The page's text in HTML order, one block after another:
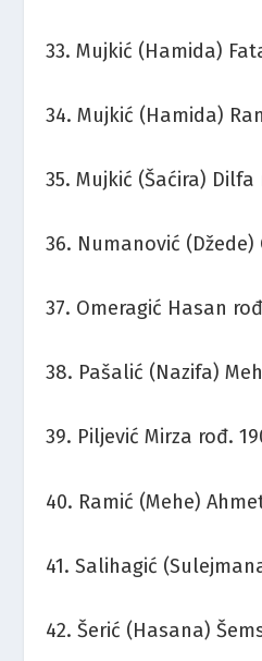
33. Mujkić (Hamida)
34. Mujkić (Hamida)
35. Mujkić (Šaćira) Dilfa
36. Numanović (Džede)
37. Omeragić Hasan
38. Pašalić (Nazifa)
39. Piljević Mirza rođ.
40. Ramić (Mehe)
41. Salihagić
42. Šerić (Hasana)